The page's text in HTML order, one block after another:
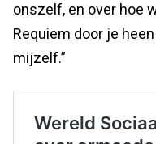
onszelf, en over hoe
Requiem door je
mijzelf.”